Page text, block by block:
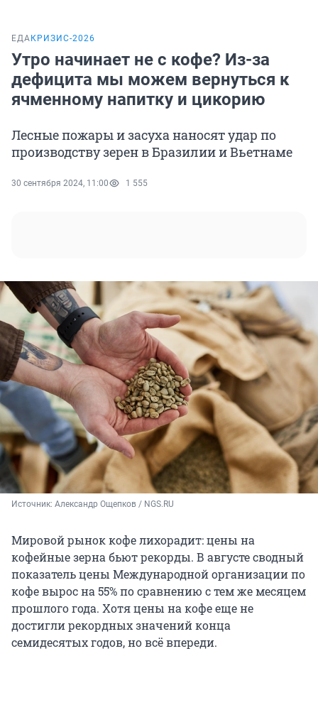
ЕДА КРИЗИС-2026
Утро начинает не с кофе? Из-за
дефицита мы можем вернуться к
ячменному напитку и цикорию
Лесные пожары и засуха наносят удар по
производству зерен в Бразилии и Вьетнаме
30 сентября 2024, 11:00 1 555
Источник: Александр Ощепков / NGS.RU
Мировой рынок кофе лихорадит: цены на
кофейные зерна бьют рекорды. В августе сводный
показатель цены Международной организации по
кофе вырос на 55% по сравнению с тем же месяцем
прошлого года. Хотя цены на кофе еще не
достигли рекордных значений конца
семидесятых годов, но всё впереди.